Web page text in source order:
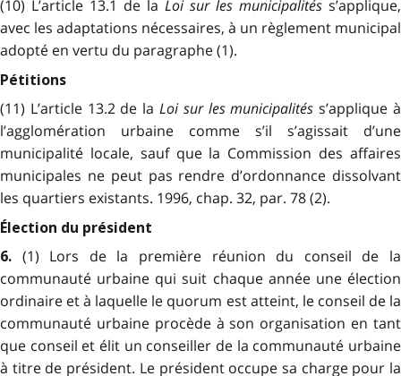
(10) L’article 13.1 de la Loi sur les municipalités s’applique,
avec les adaptations nécessaires, à un règlement municipal
adopté en vertu du paragraphe (1).
Pétitions
(11) L’article 13.2 de la Loi sur les municipalités s’applique à
l’agglomération urbaine comme s’il s’agissait d’une
municipalité locale, sauf que la Commission des affaires
municipales ne peut pas rendre d’ordonnance dissolvant
les quartiers existants. 1996, chap. 32, par. 78 (2).
Élection du président
6. (1) Lors de la première réunion du conseil de la
communauté urbaine qui suit chaque année une élection
ordinaire et à laquelle le quorum est atteint, le conseil de la
communauté urbaine procède à son organisation en tant
que conseil et élit un conseiller de la communauté urbaine
à titre de président. Le président occupe sa charge pour la